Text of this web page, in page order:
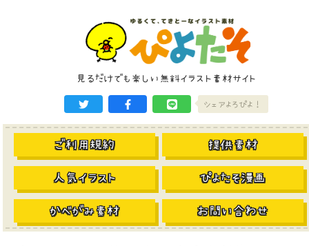
見るだけでも楽しい無料イラスト素材サイト
シェアよろぴよ！
ご利用規約 提供素材
人気イラスト ぴよたそ漫画
かべがみ素材 お問い合わせ